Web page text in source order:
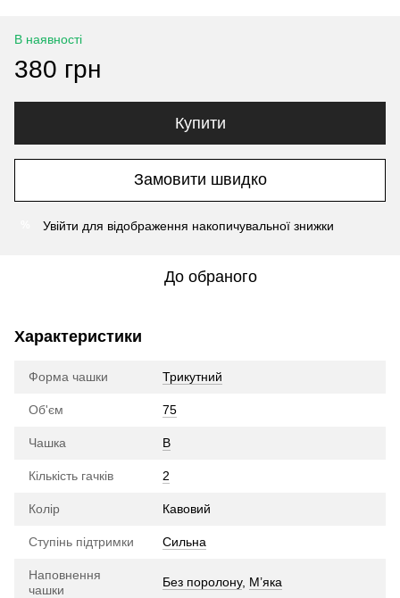
В наявності
380 грн
Купити
Замовити швидко
Увійти для відображення накопичувальної знижки
До обраного
Характеристики
Форма чашки Трикутний
Об'єм 75
Чашка B
Кількість гачків 2
Колір Кавовий
Ступінь підтримки Сильна
Наповнення
чашки
Без поролону, М’яка